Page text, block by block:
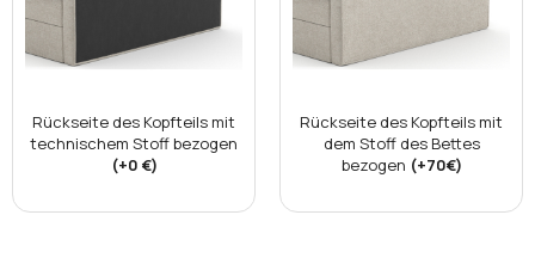
Rückseite des Kopfteils mit
technischem Stoff bezogen
(+0 €)
Rückseite des Kopfteils mit
dem Stoff des Bettes
bezogen (+70€)